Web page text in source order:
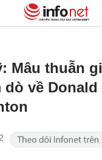
Mâu thuẫn
dò về Donald